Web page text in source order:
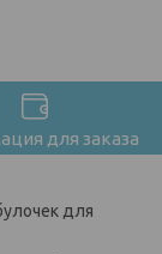
для заказа
для